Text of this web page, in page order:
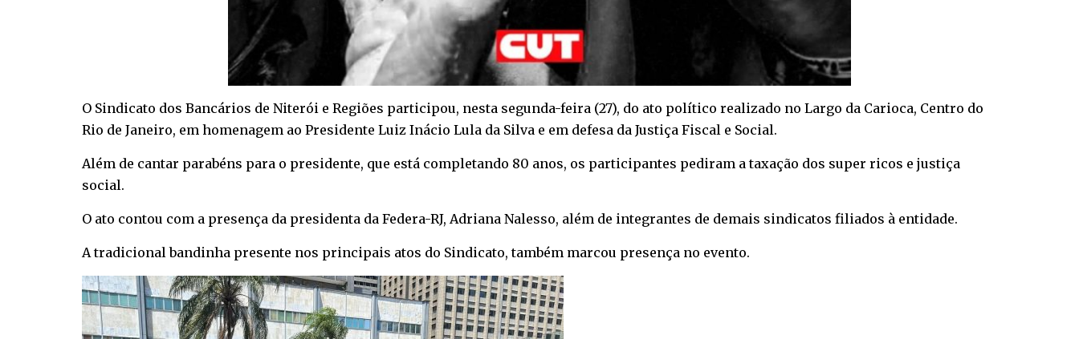
O Sindicato dos Bancários de Niterói e Regiões participou, nesta segunda-feira (27), do ato político realizado no Largo da Carioca, Centro do
Rio de Janeiro, em homenagem ao Presidente Luiz Inácio Lula da Silva e em defesa da Justiça Fiscal e Social.
Além de cantar parabéns para o presidente, que está completando 80 anos, os participantes pediram a taxação dos super ricos e justiça
social.
O ato contou com a presença da presidenta da Federa-RJ, Adriana Nalesso, além de integrantes de demais sindicatos filiados à entidade.
A tradicional bandinha presente nos principais atos do Sindicato, também marcou presença no evento.